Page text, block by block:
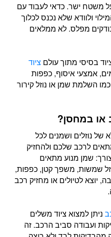
משטח ישר. כדאי לעבוד עם
ולוודא שלא נכנס לכלוך
מפלס. לא ממלאים
בסיסי מתוך עולם ציוד
אמצעי איסוף, כפפות
השלמת שמן או נוזל קירור
או במחסן?
של נוזלים ושמנים לכל
לרכב שלכם ולהחזיק
שמן מנוע מתאים
שמשות, משפך קטן, כפפות,
יוצא לטיולים או מחזיק רכב
ניתן למצוא ציוד משלים
ועבודה סביב הרכב. זה